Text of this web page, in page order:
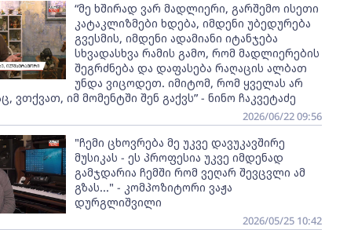
“მე ხშირად ვარ მადლიერი, გარშემო ისეთი
კატაკლიზმები ხდება, იმდენი უბედურება
გვესმის, იმდენი ადამიანი იტანჯება
სხვადასხვა რამის გამო, რომ მადლიერების
შეგრძნება და დაფასება რაღაცის ალბათ
უნდა ვიცოდეთ. იმიტომ, რომ ყველას არ
ვთქვათ, იმ მომენტში შენ გაქვს” - ნინო ჩაკვეტაძე
2026/06/22 09:56
"ჩემი ცხოვრება მე უკვე დავუკავშირე
მუსიკას - ეს პროფესია უკვე იმდენად
გამჯდარია ჩემში რომ ვეღარ შევცვლი ამ
გზას..." - კომპოზიტორი ვაჟა
დურგლიშვილი
2026/05/25 10:42